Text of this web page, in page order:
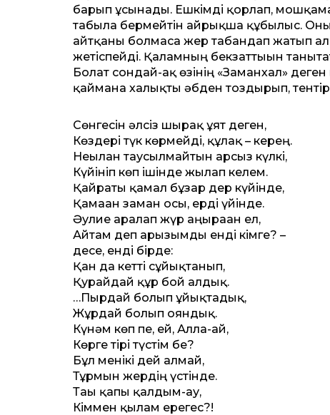
барып ұсынады. Ешкімді қорлап,
табыла бермейтін айрықша құбылыс.
айтқаны болмаса жер табандап жатып
жетіспейді. Қаламның бекзаттығын
Болат сондай-ақ өзінің «Заманхал» деген
қаймана халықты әбден тоздырып,
Сөнгесін әлсіз шырақ ұят деген,
Көздері түк көрмейді, құлақ – керең.
Неғылған таусылмайтын арсыз күлкі,
Күйініп көп ішінде жылап келем.
Қайраты қамал бұзар дер күйінде,
Қамаған заман осы, ерді үйінде.
Әулие аралап жүр аңыраған ел,
Айтам деп арызымды енді кімге? –
десе, енді бірде:
Қан да кетті сұйықтанып,
Қурайдай құр бой алдық.
…Пырдай болып ұйықтадық,
Жұрдай болып ояндық.
Күнәм көп пе, ей, Алла-ай,
Көрге тірі түстім бе?
Бұл менікі дей алмай,
Тұрмын жердің үстінде.
Тағы қапы қалдым-ау,
Кіммен қылам ерегес?!